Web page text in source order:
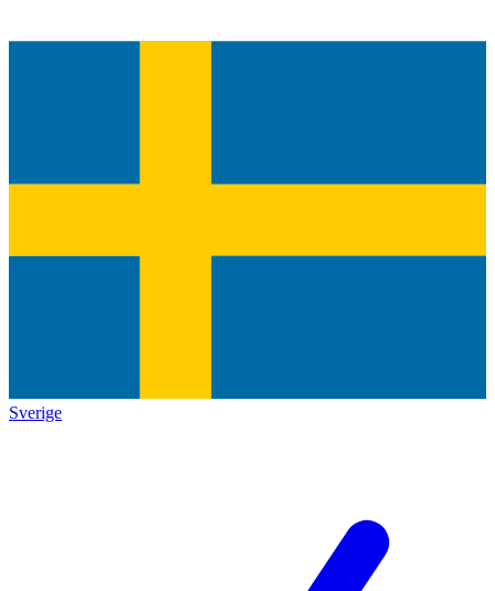
Sverige